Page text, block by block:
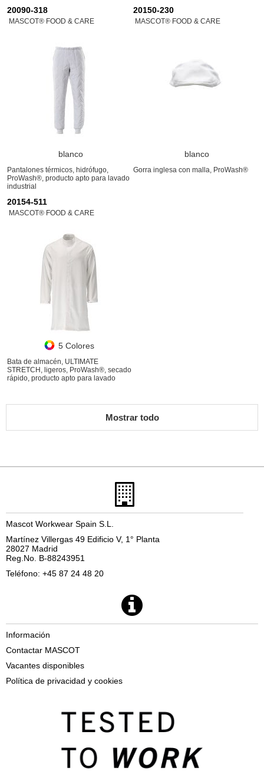
20090-318
MASCOT® FOOD & CARE
blanco
Pantalones térmicos, hidrófugo,
ProWash®, producto apto para lavado
industrial
20150-230
MASCOT® FOOD & CARE
blanco
Gorra inglesa con malla, ProWash®
20154-511
MASCOT® FOOD & CARE
5 Colores
Bata de almacén, ULTIMATE
STRETCH, ligeros, ProWash®, secado
rápido, producto apto para lavado
Mostrar todo
Mascot Workwear Spain S.L.
Martínez Villergas 49 Edificio V, 1° Planta
28027 Madrid
Reg.No. B-88243951
Teléfono: +45 87 24 48 20
Información
Contactar MASCOT
Vacantes disponibles
Política de privacidad y cookies